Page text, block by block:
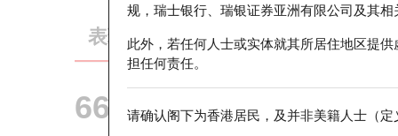
规，瑞士银行、瑞银证券亚洲有限公司及其
此外，若任何人士或实体就其所居住地区提
担任何责任。
请确认阁下为香港居民，及并非美籍人士（
表现 街货统计 比较
66053 瑞银牛证 0388 香港交